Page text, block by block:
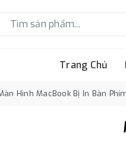
Trang Chủ
Hình MacBook Bị In Bàn